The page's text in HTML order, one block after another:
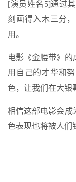
[演员姓名5]通过
刻画得入木三分
用。
电影《金腰带》的
用自己的才华和
色，让我们在大银
相信这部电影会成
色表现也将被人们